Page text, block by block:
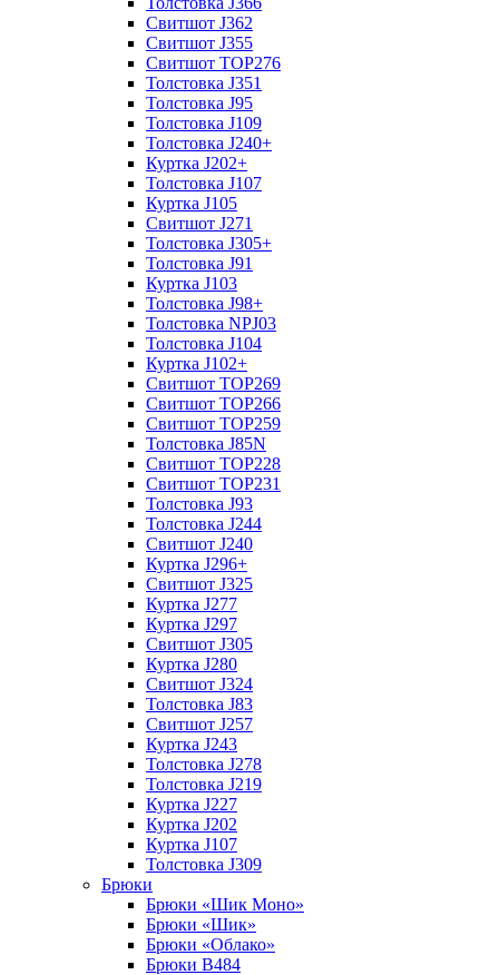
Свитшот J362
Свитшот J355
Свитшот TOP276
Толстовка J351
Толстовка J95
Толстовка J109
Толстовка J240+
Куртка J202+
Толстовка J107
Куртка J105
Свитшот J271
Толстовка J305+
Толстовка J91
Куртка J103
Толстовка J98+
Толстовка NPJ03
Толстовка J104
Куртка J102+
Свитшот TOP269
Свитшот TOP266
Свитшот TOP259
Толстовка J85N
Свитшот TOP228
Свитшот TOP231
Толстовка J93
Толстовка J244
Свитшот J240
Куртка J296+
Свитшот J325
Куртка J277
Куртка J297
Свитшот J305
Куртка J280
Свитшот J324
Толстовка J83
Свитшот J257
Куртка J243
Толстовка J278
Толстовка J219
Куртка J227
Куртка J202
Куртка J107
Толстовка J309
Брюки
Брюки «Шик Моно»
Брюки «Шик»
Брюки «Облако»
Брюки B484